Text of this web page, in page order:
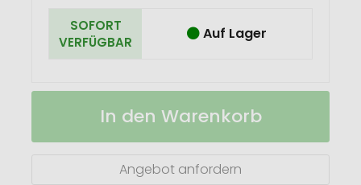
SOFORT
VERFÜGBAR
Auf Lager
Brillenputztuch
18
Auf
In den Warenkorb
Angebot anfordern